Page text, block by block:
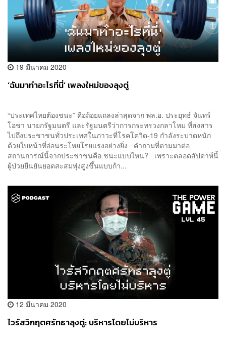
19 มีนาคม 2020
‘ฉันมาทำอะไรที่นี่’ เพลงใหม่ของลุงตู่
“ประเทศไทยต้องชนะ” คือถ้อยแถลงล่าสุดจาก พล.อ. ประยุทธ์ จันทร์
โอชา นายกรัฐมนตรี และรัฐมนตรีว่าการกระทรวงกลาโหม ที่ส่งสาร
ไปถึงประชาชนทั่วประเทศในภาวะที่โรคโควิด-19 กำลังระบาดหนัก
ด้วยใบหน้าที่อ่อนระโหยโรยแรงอย่างยิ่ง คำถามที่ตามมาต่อ
สถานการณ์นี้จากประชาชนคือ ชนะแบบไหน? เพราะตลอดสัปดาห์นี้
ผู้ป่วยยืนยันยอดสะสมพุ่งสูงขึ้นแบบก้า...
12 มีนาคม 2020
ไวรัสวิกฤตศรัทธาลุงตู่: บริหารโดยไม่บริหาร